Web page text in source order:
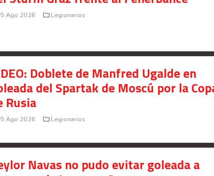
Ago 2026 Legionarios
Doblete de Manfred Ugalde en
del Spartak de Moscú por la
Rusia
Ago 2026 Legionarios
Navas no pudo evitar goleada a